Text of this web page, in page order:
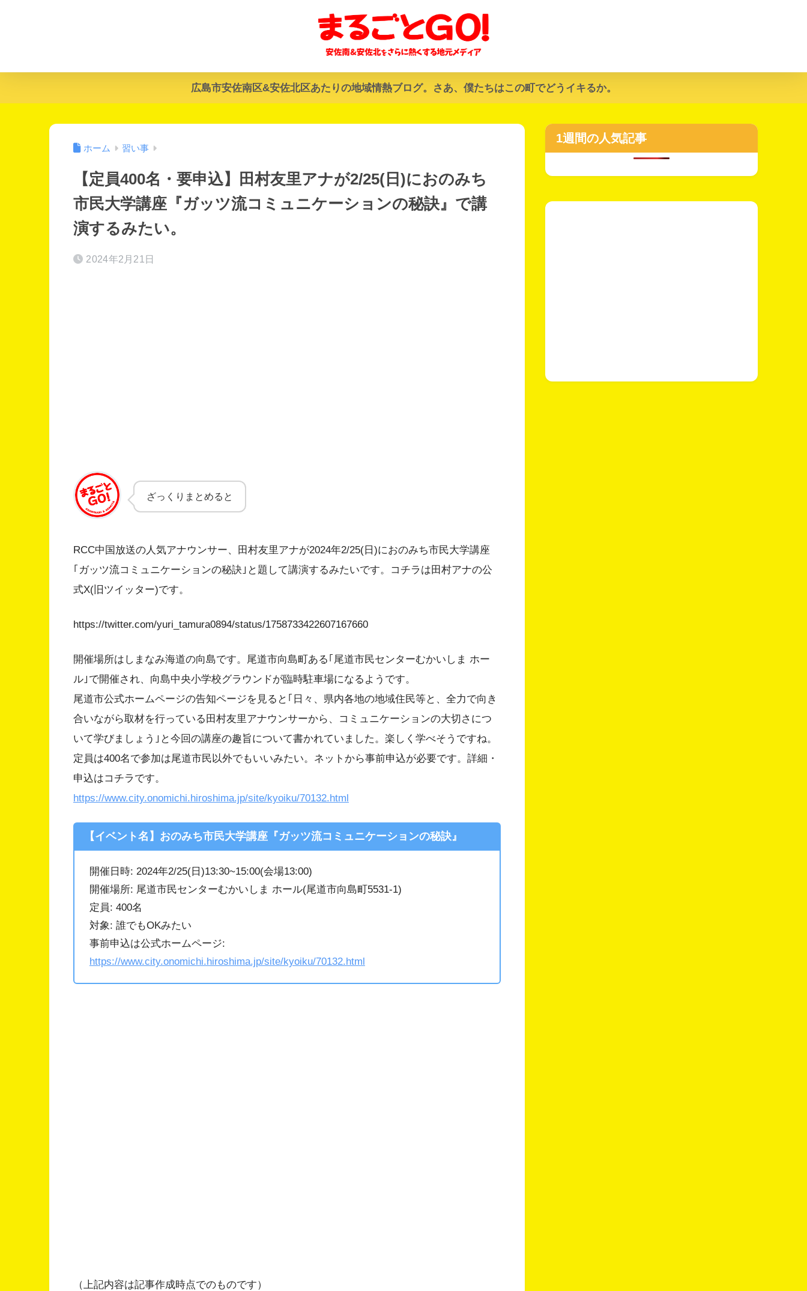
広島市安佐南区&安佐北区あたりの地域情熱ブログ。さあ、僕たちはこの町でどうイキるか。
ホーム 習い事
【定員400名・要申込】田村友里アナが2/25(日)におのみち
市民大学講座『ガッツ流コミュニケーションの秘訣』で講
演するみたい。
2024年2月21日
ざっくりまとめると
RCC中国放送の人気アナウンサー、田村友里アナが2024年2/25(日)におのみち市民大学講座
｢ガッツ流コミュニケーションの秘訣｣と題して講演するみたいです。コチラは田村アナの公
式X(旧ツイッター)です。
https://twitter.com/yuri_tamura0894/status/1758733422607167660
開催場所はしまなみ海道の向島です。尾道市向島町ある｢尾道市民センターむかいしま ホー
ル｣で開催され、向島中央小学校グラウンドが臨時駐車場になるようです。
尾道市公式ホームページの告知ページを見ると｢日々、県内各地の地域住民等と、全力で向き
合いながら取材を行っている田村友里アナウンサーから、コミュニケーションの大切さにつ
いて学びましょう｣と今回の講座の趣旨について書かれていました。楽しく学べそうですね。
定員は400名で参加は尾道市民以外でもいいみたい。ネットから事前申込が必要です。詳細・
申込はコチラです。
https://www.city.onomichi.hiroshima.jp/site/kyoiku/70132.html
【イベント名】おのみち市民大学講座『ガッツ流コミュニケーションの秘訣』
開催日時: 2024年2/25(日)13:30~15:00(会場13:00)
開催場所: 尾道市民センターむかいしま ホール(尾道市向島町5531-1)
定員: 400名
対象: 誰でもOKみたい
事前申込は公式ホームページ:
https://www.city.onomichi.hiroshima.jp/site/kyoiku/70132.html
（上記内容は記事作成時点でのものです）
1週間の人気記事